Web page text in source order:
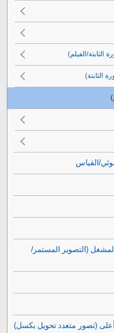
الثابتة/الفيلم)
الثابتة)
القياس
(التصوير المستمر/
أعلى (تصور متعدد تحويل بكسل)